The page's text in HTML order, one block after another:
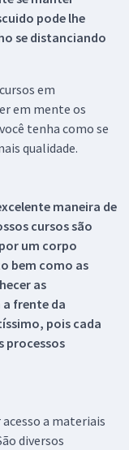
pode lhe
se distanciando
em
em mente os
tenha como se
qualidade.
maneira de
cursos são
um corpo
bem como as
as
frente da
pois cada
processos
a materiais
diversos